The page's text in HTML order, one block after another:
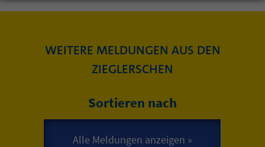
WEITERE MELDUNGEN AUS DEN
ZIEGLERSCHEN
Sortieren nach